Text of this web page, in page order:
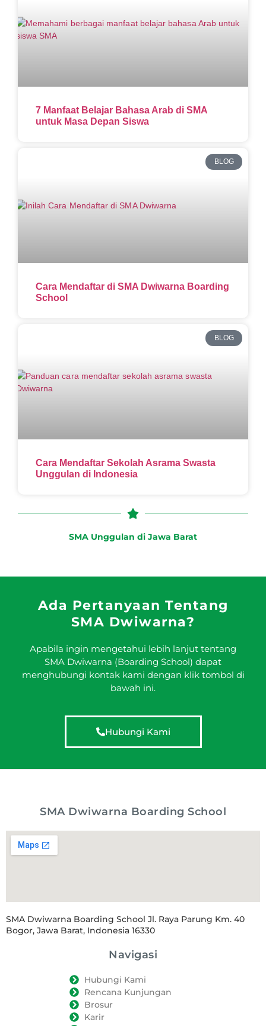
7 Manfaat Belajar Bahasa Arab di SMA
untuk Masa Depan Siswa
BLOG
Cara Mendaftar di SMA Dwiwarna Boarding
School
BLOG
Cara Mendaftar Sekolah Asrama Swasta
Unggulan di Indonesia
SMA Unggulan di Jawa Barat
Ada Pertanyaan Tentang
SMA Dwiwarna?
Apabila ingin mengetahui lebih lanjut tentang
SMA Dwiwarna (Boarding School) dapat
menghubungi kontak kami dengan klik tombol di
bawah ini.
Hubungi Kami
SMA Dwiwarna Boarding School
SMA Dwiwarna Boarding School Jl. Raya Parung Km. 40
Bogor, Jawa Barat, Indonesia 16330
Navigasi
Hubungi Kami
Rencana Kunjungan
Brosur
Karir